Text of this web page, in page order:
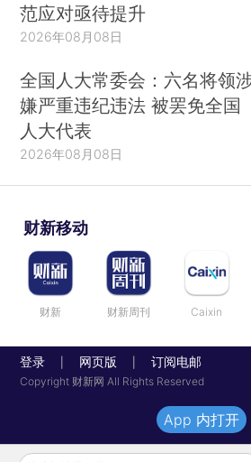
范应对亟待提升
2026年08月08日
全国人大常委会：六名将领
嫌严重违纪违法 被罢免全国
人大代表
2026年08月08日
财新移动
财新 财新周刊 Caixin
登录 网页版 订阅电邮
Copyright 财新网 All Rights Reserved
App 内打开